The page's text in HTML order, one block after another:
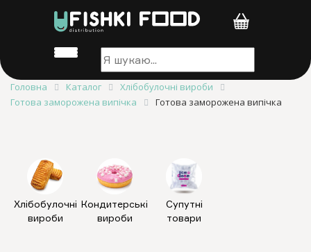
Головна Каталог
Хлібобулочні вироби
Готова заморожена випічка
Готова заморожена випічка
Хлібобулочні
вироби
Кондитерські
вироби
Супутні
товари